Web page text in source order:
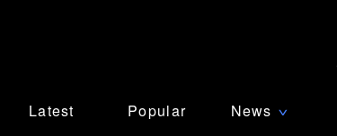
Latest Popular News ∨